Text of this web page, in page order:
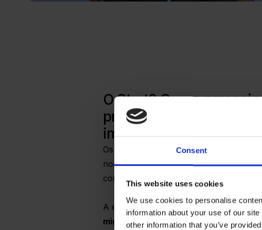
Consent
This website uses cookies
We use cookies to personalise
information about your use of our
other information that you’ve
O Start2 Group gerencia
prestação de serviços e a
implementação de
Os clientes se beneficiam de nossa
nos principais centros internacionais de
como o Vale do Silício, Cingapura e
A equipe de atendimento do GlassDollar
migrandopara o Start2 Group a fim de